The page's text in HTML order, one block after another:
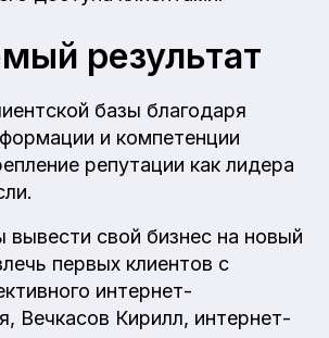
результат
базы благодаря
и компетенции
репутации как лидера
вывести свой бизнес на новый
первых клиентов с
интернет-
Вечкасов Кирилл, интернет-